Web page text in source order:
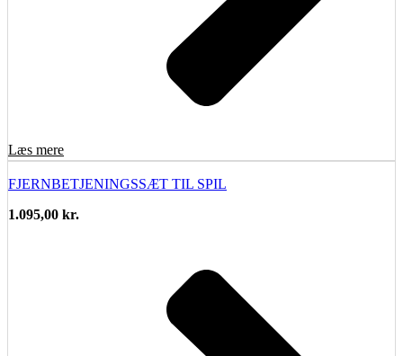
Læs mere
FJERNBETJENINGSSÆT TIL SPIL
1.095,00 kr.